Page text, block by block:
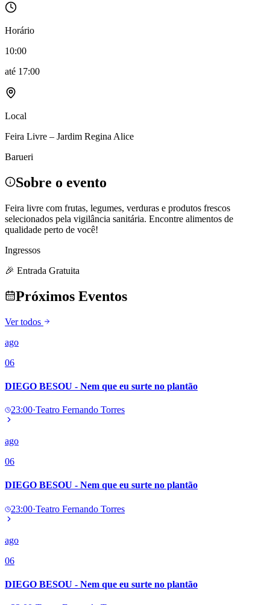
Horário
10:00
até 17:00
Local
Feira Livre – Jardim Regina Alice
Barueri
Sobre o evento
Feira livre com frutas, legumes, verduras e produtos frescos
selecionados pela vigilância sanitária. Encontre alimentos de
qualidade perto de você!
Ingressos
🎉 Entrada Gratuita
Próximos Eventos
Ver todos
ago
06
DIEGO BESOU - Nem que eu surte no plantão
23:00·Teatro Fernando Torres
ago
06
DIEGO BESOU - Nem que eu surte no plantão
23:00·Teatro Fernando Torres
ago
06
DIEGO BESOU - Nem que eu surte no plantão